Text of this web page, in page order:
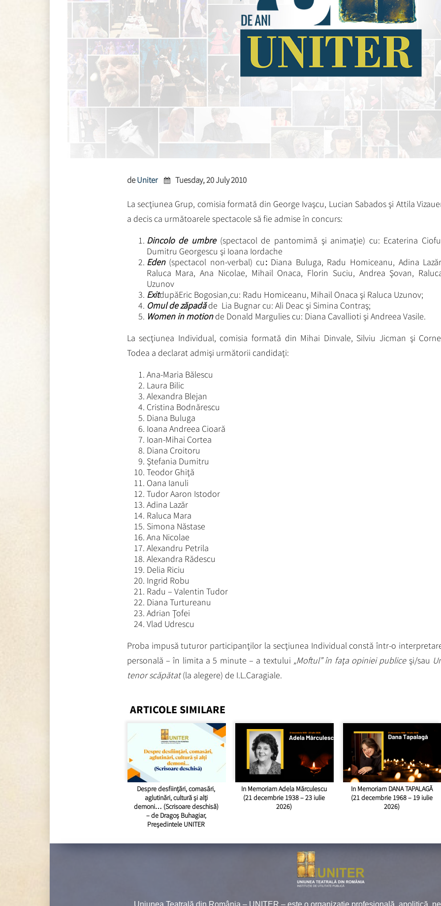
deUniter Tuesday, 20 July 2010
La secţiunea Grup, comisia formată din George Ivaşcu, Lucian Sabados şi Attila
a decis ca următoarele spectacole să fie admise în concurs:
Dincolo de umbre(spectacol de pantomimǎ şi animaţie) cu: Ecaterina
Dumitru Georgescu şi Ioana Iordache
Eden(spectacol non-verbal) cu: Diana Buluga, Radu Homiceanu, Adina
Raluca Mara, Ana Nicolae, Mihail Onaca, Florin Suciu, Andrea Şovan,
Uzunov
ExitdupăEric Bogosian,cu: Radu Homiceanu, Mihail Onaca şi Raluca Uzunov;
Omul de zăpadăde Lia Bugnar cu: Ali Deac şi Simina Contraş;
Women in motionde Donald Margulies cu: Diana Cavallioti şi Andreea Vasile.
La secţiunea Individual, comisia formată din Mihai Dinvale, Silviu Jicman şi
Todea a declarat admişi următorii candidaţi:
Ana-Maria Bălescu
Laura Bilic
Alexandra Blejan
Cristina Bodnărescu
Diana Buluga
Ioana Andreea Cioară
Ioan-Mihai Cortea
Diana Croitoru
Ştefania Dumitru
Teodor Ghiţă
Oana Ianuli
Tudor Aaron Istodor
Adina Lazăr
Raluca Mara
Simona Năstase
Ana Nicolae
Alexandru Petrila
Alexandra Rădescu
Delia Riciu
Ingrid Robu
Radu – Valentin Tudor
Diana Turtureanu
Adrian Ţofei
Vlad Udrescu
Proba impusă tuturor participanţilor la secţiunea Individual constă într-o
personală – în limita a 5 minute – a textului „Moftul” în faţa opiniei publiceşi/sau
tenor scăpătat(la alegere) de I.L.Caragiale.
ARTICOLE SIMILARE
Despre desființări, comasări,
aglutinări, cultură și alți
demoni… (Scrisoare deschisă)
– de Dragoș Buhagiar,
Președintele UNITER
In Memoriam Adela Mărculescu
(21 decembrie 1938 – 23 iulie
2026)
In Memoriam DANA TAPALAGĂ
(21 decembrie 1968 – 19 iulie
2026)